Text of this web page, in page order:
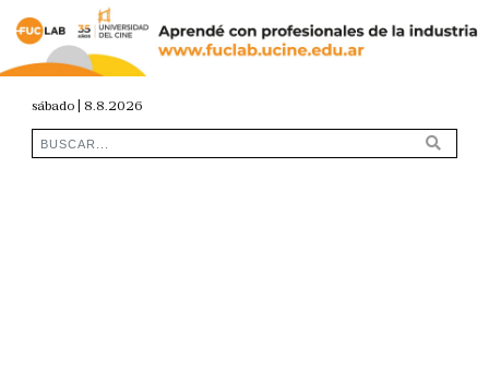
sábado | 8.8.2026